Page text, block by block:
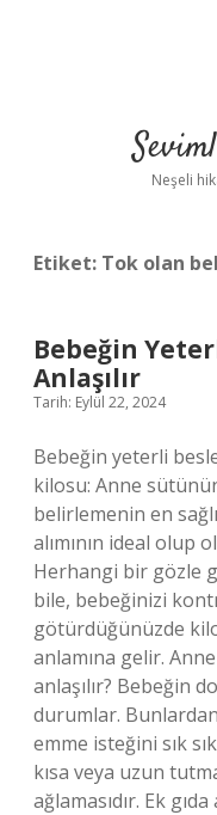
Neşeli
Etiket: Tok olan
Bebeğin
Anlaşılır
Tarih: Eylül 22, 2024
Bebeğin yeterli
kilosu: Anne
belirlemenin en
alımının ideal olup
Herhangi bir gözle
bile, bebeğinizi
götürdüğünüzde
anlamına gelir.
anlaşılır? Bebeğin
durumlar.
emme isteğini sık
kısa veya uzun
ağlamasıdır. Ek